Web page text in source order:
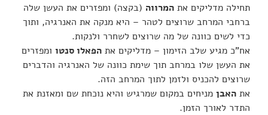
תחילה מדליקים את המרווה (בקצה) ומפזרים את העשן שלה
ברחבי המרחב שרוצים לטהר – היא מנקה את האנרגיה, ותוך
כדי לשים כוונה של מה שרוצים לשחרר ולנקות.
אח”כ מגיע שלב הזימון – מדליקים את הפאלו סנטו ומפזרים
את העשן שלו במרחב תוך שימת כוונה של האנרגיה והדברים
שרוצים להכניס ולזמן לתוך המרחב הזה.
את האבן מניחים במקום שמרגיש והיא נוכחת שם ומאזנת את
התדר לאורך הזמן.